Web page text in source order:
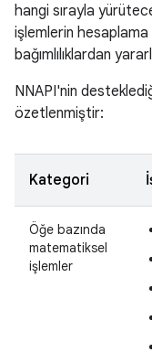
hangi sırayla
işlemlerin
bağımlılıklardan
NNAPI'nin
özetlenmiştir:
Kategori
Öğe bazında
matematiksel
işlemler